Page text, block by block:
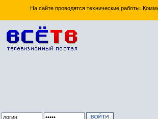
На сайте проводятся технические работы.